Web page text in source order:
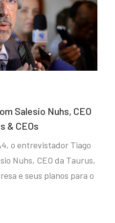
Salesio Nuhs, CEO
& CEOs
o entrevistador Tiago
Nuhs, CEO da Taurus,
e seus planos para o